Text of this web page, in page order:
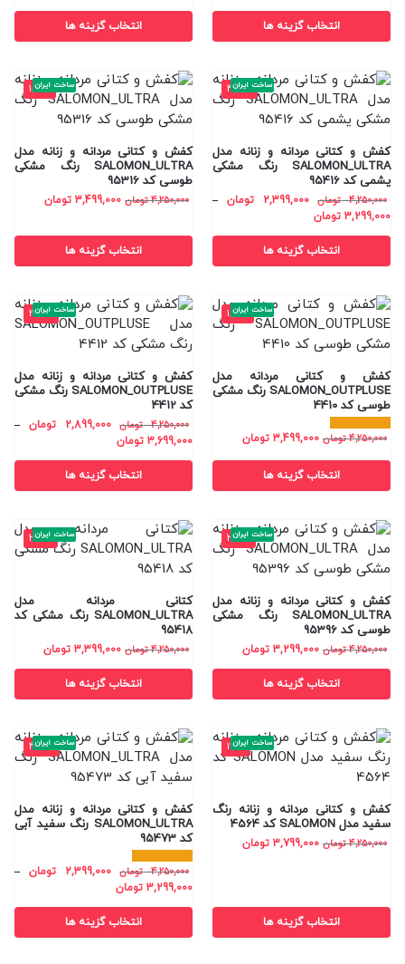
انتخاب گزینه ها انتخاب گزینه ها
کفش و کتانی مردانه و زنانه مدل
SALOMON_ULTRA رنگ مشکی
یشمی کد 95416
4,250,000 تومان 2,399,000 تومان –
3,299,000 تومان
ساخت ایران
انتخاب گزینه ها
-18%
کفش و کتانی مردانه و زنانه مدل
SALOMON_ULTRA رنگ مشکی
طوسی کد 95316
4,250,000 تومان 3,499,000 تومان
ساخت ایران
انتخاب گزینه ها
-18%
کفش و کتانی مردانه مدل
SALOMON_OUTPLUSE رنگ مشکی
طوسی کد 4410
4,250,000 تومان 3,499,000 تومان
ساخت ایران
انتخاب گزینه ها
-32%
کفش و کتانی مردانه و زنانه مدل
SALOMON_OUTPLUSE رنگ مشکی
کد 4412
4,250,000 تومان 2,899,000 تومان –
3,699,000 تومان
ساخت ایران
انتخاب گزینه ها
-22%
کفش و کتانی مردانه و زنانه مدل
SALOMON_ULTRA رنگ مشکی
طوسی کد 95396
4,250,000 تومان 3,299,000 تومان
ساخت ایران
انتخاب گزینه ها
-20%
کتانی مردانه مدل
SALOMON_ULTRA رنگ مشکی کد
95418
4,250,000 تومان 3,399,000 تومان
ساخت ایران
انتخاب گزینه ها
-11%
کفش و کتانی مردانه و زنانه رنگ
سفید مدل SALOMON کد 4564
4,250,000 تومان 3,799,000 تومان
ساخت ایران
انتخاب گزینه ها
کفش و کتانی مردانه و زنانه مدل
SALOMON_ULTRA رنگ سفید آبی
کد 95473
4,250,000 تومان 2,399,000 تومان –
3,299,000 تومان
ساخت ایران
انتخاب گزینه ها